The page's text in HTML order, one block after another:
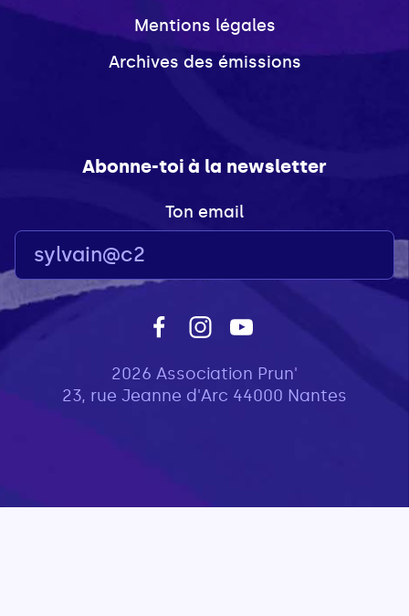
Mentions légales
Archives des émissions
Abonne-toi à la newsletter
Ton email
2026 Association Prun'
23, rue Jeanne d'Arc 44000 Nantes